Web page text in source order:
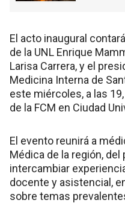
El acto inaugural
de la UNL Enrique
Larisa Carrera, y el
Medicina Interna de
este miércoles, a las
de la FCM en Ciudad
El evento reunirá a
Médica de la región,
intercambiar
docente y asistencial,
sobre temas